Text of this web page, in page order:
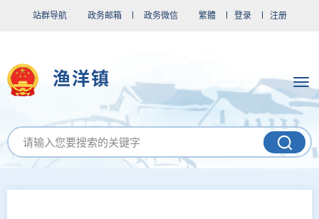
站群导航 政务邮箱 政务微信 繁體 登录 注册
渔洋镇